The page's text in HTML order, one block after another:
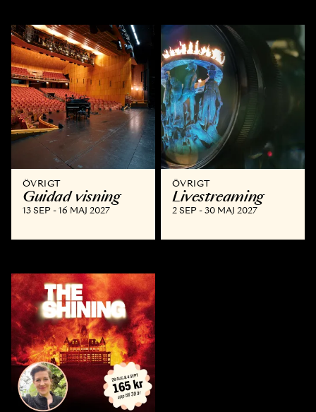
ÖVRIGT
Guidad visning
13 SEP - 16 MAJ 2027
ÖVRIGT
Livestreaming
2 SEP - 30 MAJ 2027